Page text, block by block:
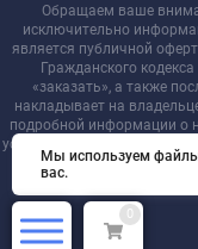
Обращаем ваше
исключительно
является публичной
Гражданского
«заказать», а также
накладывает на
подробной информации о
услуг, пожалуйста,
формы связи
0
Мы используем
вас.